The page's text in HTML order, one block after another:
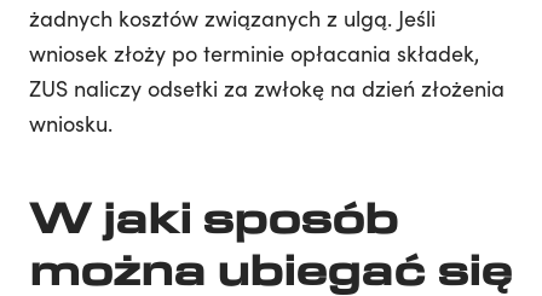
żadnych kosztów związanych z ulgą. Jeśli
wniosek złoży po terminie opłacania składek,
ZUS naliczy odsetki za zwłokę na dzień złożenia
wniosku.
W jaki sposób
można ubiegać się